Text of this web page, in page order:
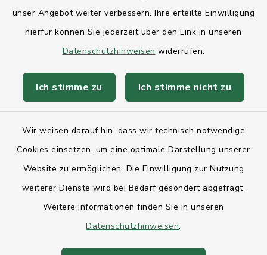
unser Angebot weiter verbessern. Ihre erteilte Einwilligung
hierfür können Sie jederzeit über den Link in unseren
Datenschutzhinweisen widerrufen.
Ich stimme zu Ich stimme nicht zu
Wir weisen darauf hin, dass wir technisch notwendige
Cookies einsetzen, um eine optimale Darstellung unserer
Website zu ermöglichen. Die Einwilligung zur Nutzung
weiterer Dienste wird bei Bedarf gesondert abgefragt.
Weitere Informationen finden Sie in unseren
Datenschutzhinweisen.
AktivRegion Mittelholstein
Anfahrt
Datenschutz